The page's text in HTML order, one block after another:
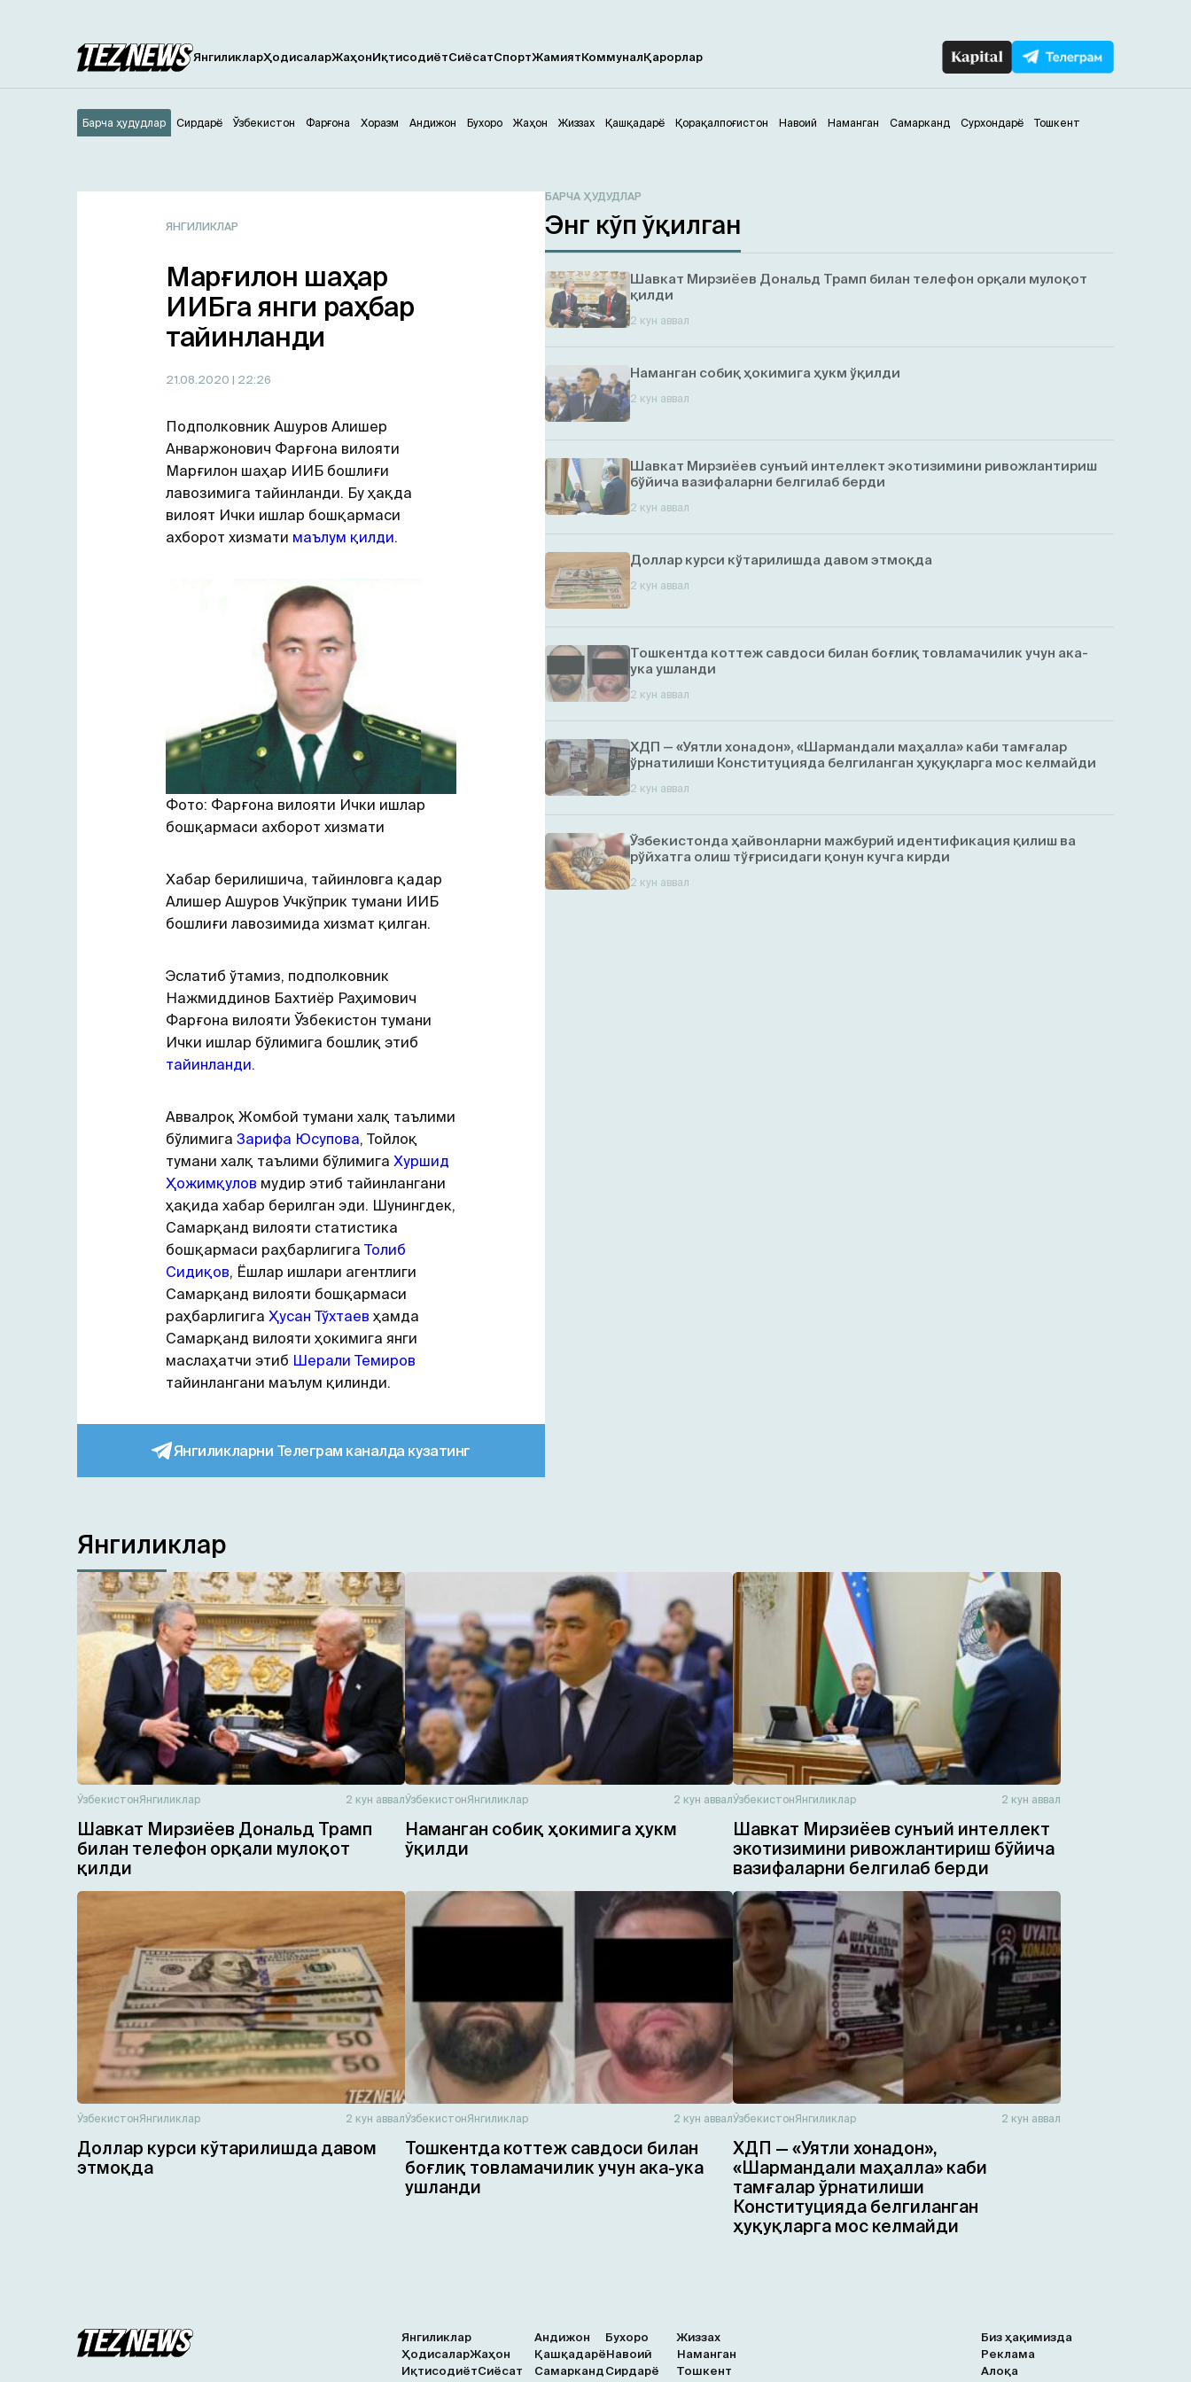
ЯнгиликларҲодисаларЖаҳонИқтисодиётСиёсатСпортЖамиятКоммуналҚарорлар
Андижон
Барча ҳудудлар Бухоро Жаҳон Жиззах Қашқадарё Қорақалпоғистон Навоий Наманган Самарканд
Сирдарё Сурхондарё Тошкент
Ўзбекистон Фарғона Хоразм
ЯНГИЛИКЛАР
Марғилон шаҳар
ИИБга янги раҳбар
тайинланди
21.08.2020 | 22:26
Подполковник Ашуров Алишер
Анваржонович Фарғона вилояти
Марғилон шаҳар ИИБ бошлиғи
лавозимига тайинланди. Бу ҳақда
вилоят Ички ишлар бошқармаси
ахборот хизмати маълум қилди.
Фото: Фарғона вилояти Ички ишлар
бошқармаси ахборот хизмати
Хабар берилишича, тайинловга қадар
Алишер Ашуров Учкўприк тумани ИИБ
бошлиғи лавозимида хизмат қилган.
Эслатиб ўтамиз, подполковник
Нажмиддинов Бахтиёр Раҳимович
Фарғона вилояти Ўзбекистон тумани
Ички ишлар бўлимига бошлиқ этиб
тайинланди.
Aввалроқ Жомбой тумани халқ таълими
бўлимига Зарифа Юсупова, Тойлоқ
тумани халқ таълими бўлимига Хуршид
Ҳожимқулов мудир этиб тайинлангани
ҳақида хабар берилган эди. Шунингдек,
Самарқанд вилояти статистика
бошқармаси раҳбарлигига Толиб
Сидиқов, Ёшлар ишлари агентлиги
Самарқанд вилояти бошқармаси
раҳбарлигига Ҳусан Тўхтаев ҳамда
Самарқанд вилояти ҳокимига янги
маслаҳатчи этиб Шерали Темиров
тайинлангани маълум қилинди.
Янгиликларни Телеграм каналда кузатинг
БАРЧА ҲУДУДЛАР
Энг кўп ўқилган
Шавкат Мирзиёев Дональд Трамп билан телефон орқали мулоқот
қилди
2 кун аввал
Наманган собиқ ҳокимига ҳукм ўқилди
2 кун аввал
Шавкат Мирзиёев сунъий интеллект экотизимини ривожлантириш
бўйича вазифаларни белгилаб берди
2 кун аввал
Доллар курси кўтарилишда давом этмоқда
2 кун аввал
Тошкентда коттеж савдоси билан боғлиқ товламачилик учун ака-
ука ушланди
2 кун аввал
ХДП — «Уятли хонадон», «Шармандали маҳалла» каби тамғалар
ўрнатилиши Конституцияда белгиланган ҳуқуқларга мос келмайди
2 кун аввал
Ўзбекистонда ҳайвонларни мажбурий идентификация қилиш ва
рўйхатга олиш тўғрисидаги қонун кучга кирди
2 кун аввал
Янгиликлар
ЎзбекистонЯнгиликлар 2 кун аввал
Шавкат Мирзиёев Дональд Трамп
билан телефон орқали мулоқот
қилди
ЎзбекистонЯнгиликлар 2 кун аввал
Наманган собиқ ҳокимига ҳукм
ўқилди
ЎзбекистонЯнгиликлар 2 кун аввал
Шавкат Мирзиёев сунъий интеллект
экотизимини ривожлантириш бўйича
вазифаларни белгилаб берди
ЎзбекистонЯнгиликлар 2 кун аввал
Доллар курси кўтарилишда давом
этмоқда
ЎзбекистонЯнгиликлар 2 кун аввал
Тошкентда коттеж савдоси билан
боғлиқ товламачилик учун ака-ука
ушланди
ЎзбекистонЯнгиликлар 2 кун аввал
ХДП — «Уятли хонадон»,
«Шармандали маҳалла» каби
тамғалар ўрнатилиши
Конституцияда белгиланган
ҳуқуқларга мос келмайди
Янгиликлар
ҲодисаларЖаҳон
ИқтисодиётСиёсат
Андижон Бухоро
Жиззах
ҚашқадарёНавоий
Наманган
Самарканд Сирдарё
Тошкент
Биз ҳақимизда
Реклама
Алоқа